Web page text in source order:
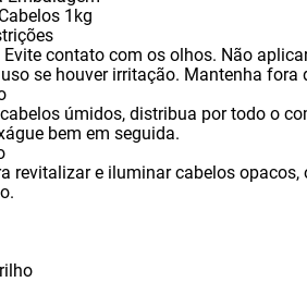
1kg
Evite contato com os olhos. Não
se houver irritação. Mantenha fora
úmidos, distribua por todo o
bem em seguida.
revitalizar e iluminar cabelos opacos,